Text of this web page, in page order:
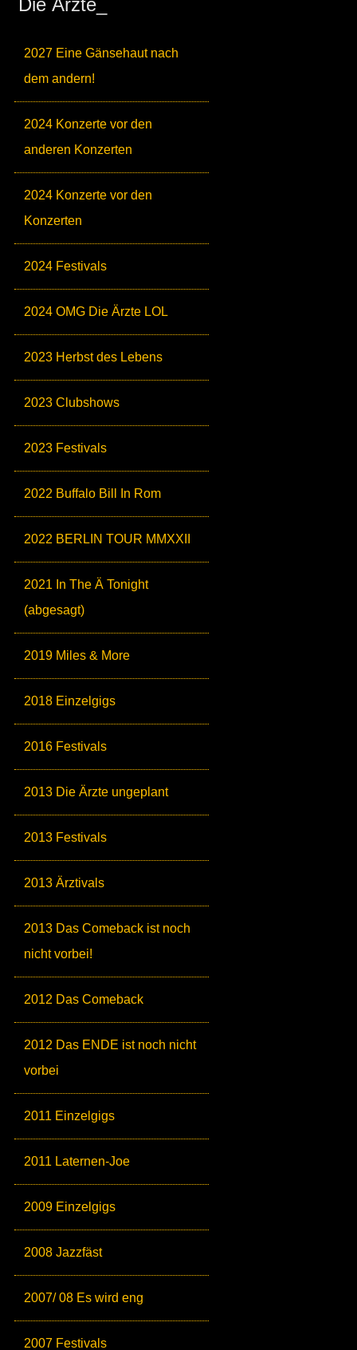
Die Ärzte_
2027 Eine Gänsehaut nach
dem andern!
2024 Konzerte vor den
anderen Konzerten
2024 Konzerte vor den
Konzerten
2024 Festivals
2024 OMG Die Ärzte LOL
2023 Herbst des Lebens
2023 Clubshows
2023 Festivals
2022 Buffalo Bill In Rom
2022 BERLIN TOUR MMXXII
2021 In The Ä Tonight
(abgesagt)
2019 Miles & More
2018 Einzelgigs
2016 Festivals
2013 Die Ärzte ungeplant
2013 Festivals
2013 Ärztivals
2013 Das Comeback ist noch
nicht vorbei!
2012 Das Comeback
2012 Das ENDE ist noch nicht
vorbei
2011 Einzelgigs
2011 Laternen-Joe
2009 Einzelgigs
2008 Jazzfäst
2007/ 08 Es wird eng
2007 Festivals